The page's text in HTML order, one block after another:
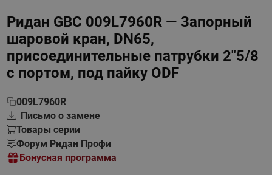
Ридан GBC 009L7960R — Запорный
шаровой кран, DN65,
присоединительные патрубки 2"5/8
с портом, под пайку ODF
009L7960R
Письмо о замене
Товары серии
Форум Ридан Профи
Бонусная программа